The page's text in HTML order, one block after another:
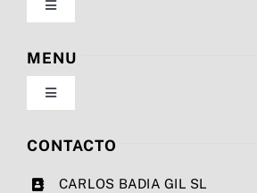
Toggle
Navigation
Política de privacidad
Condiciones de uso
MENU
Toggle
Navigation
Nosotros
CONTACTO
CARLOS BADIA GIL SL